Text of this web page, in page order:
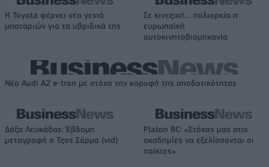
Η Toyota φέρνει νέα γενιά
μπαταριών για τα υβριδικά της
Σε κινεζική… πολιορκία η
ευρωπαϊκή
αυτοκινητοβιομηχανία
Νέο Audi A2 e-tron με στόχο την κορυφή της αποδοτικότητας
Δόξα Λευκάδας: Έβδομη
μεταγραφή ο Τζος Σάρμα (vid)
Platon BC: «Στόχος μας στις
ακαδημίες να εξελίσσονται οι
παίκτες»